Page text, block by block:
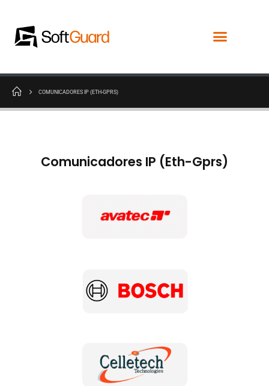
COMUNICADORES IP (ETH-GPRS)
Comunicadores IP (Eth-Gprs)